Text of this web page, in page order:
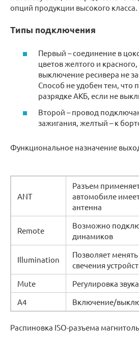
опций продукции высокого класса.
Типы подключения
Первый – соединение в
цветов желтого и
выключение ресивера не
Способ не удобен тем, что
разрядке АКБ, если не
Второй – провод
зажигания, желтый – к
Функциональное назначение
ANT
Разъем
автомобиле
антенна
Remote
Возможно
динамиков
Illumination
Позволяет
свечения
Mute
Регулировка звука
А4
Включение/
Распиновка ISO-разъема